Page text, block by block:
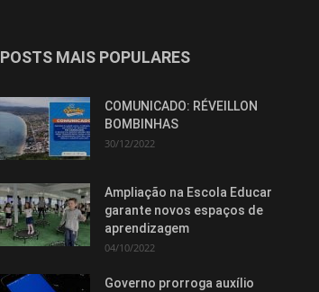
POSTS MAIS POPULARES
COMUNICADO: RÉVEILLON
BOMBINHAS
30/12/2022
Ampliação na Escola Educar
garante novos espaços de
aprendizagem
04/10/2022
Governo prorroga auxílio